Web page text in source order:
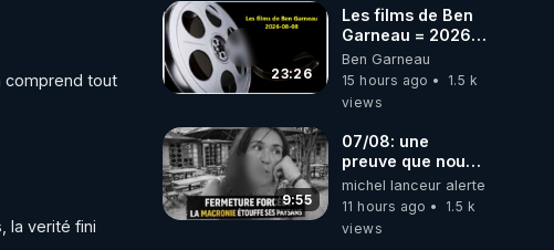
comprend tout
la verité fini
23:26
Les films de Ben
Garneau = 2026-
08-08
Ben Garneau
15 hours ago
1.5 k
views
9:55
07/08: une
preuve que nous
somme passé en
absurdie une
dictature qui veut
michel lanceur alerte
11 hours ago
1.5 k
views